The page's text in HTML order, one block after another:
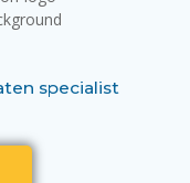
specialist